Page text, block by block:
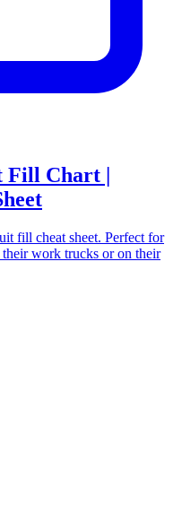
Fill Chart |
fill cheat sheet. Perfect for
their work trucks or on their